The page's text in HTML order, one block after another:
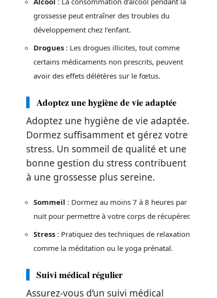
grossesse peut entraîner des troubles du
développement chez l’enfant.
Drogues : Les drogues illicites, tout comme
certains médicaments non prescrits, peuvent
avoir des effets délétères sur le fœtus.
Adoptez une hygiène de vie adaptée
Adoptez une hygiène de vie adaptée.
Dormez suffisamment et gérez votre
stress. Un sommeil de qualité et une
bonne gestion du stress contribuent
à une grossesse plus sereine.
Sommeil : Dormez au moins 7 à 8 heures par
nuit pour permettre à votre corps de récupérer.
Stress : Pratiquez des techniques de relaxation
comme la méditation ou le yoga prénatal.
Suivi médical régulier
Assurez-vous d’un suivi médical